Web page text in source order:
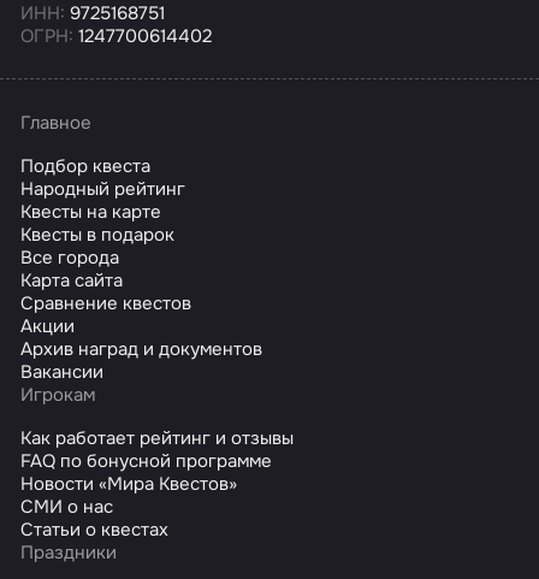
ИНН: 9725168751
ОГРН: 1247700614402
Главное
Подбор квеста
Народный рейтинг
Квесты на карте
Квесты в подарок
Все города
Карта сайта
Сравнение квестов
Акции
Архив наград и документов
Вакансии
Игрокам
Как работает рейтинг и отзывы
FAQ по бонусной программе
Новости «Мира Квестов»
СМИ о нас
Статьи о квестах
Праздники